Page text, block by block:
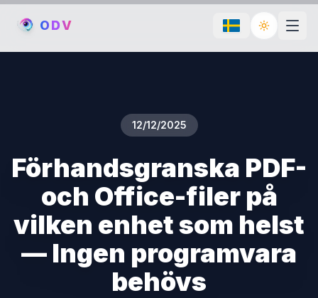
ODV Toggle
12/12/2025
Förhandsgranska PDF-
och Office-filer på
vilken enhet som helst
— Ingen programvara
behövs